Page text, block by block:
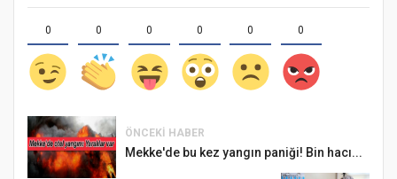
0 0 0 0 0 0
ÖNCEKI HABER
Mekke'de bu kez yangın paniği! Bin hacı...